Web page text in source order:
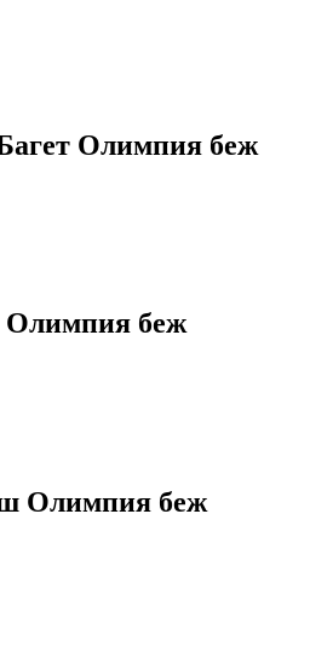
Олимпия беж
Олимпия беж
Олимпия беж